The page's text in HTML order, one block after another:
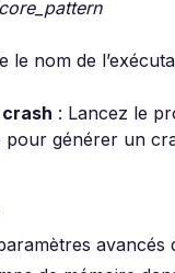
le nom de
: Lancez le
pour générer un
avancés